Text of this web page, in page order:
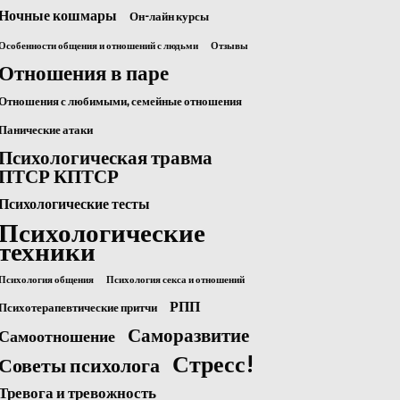
кошмары Он-лайн курсы
общения и отношений с людьми Отзывы
в паре
с любимыми, семейные отношения
атаки
травма
КПТСР
тесты
общения Психология секса и отношений
притчи РПП
Саморазвитие
психолога
Стресс!
и тревожность